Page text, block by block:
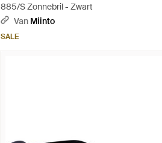
885/S Zonnebril - Zwart
Van Miinto
SALE